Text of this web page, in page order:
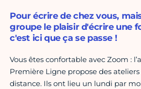
Pour écrire de chez vous,
groupe le plaisir d'écrire une
c'est ici que ça se passe !
Vous êtes confortable avec Zoom :
Première Ligne propose des
distance. Ils ont lieu un lundi par